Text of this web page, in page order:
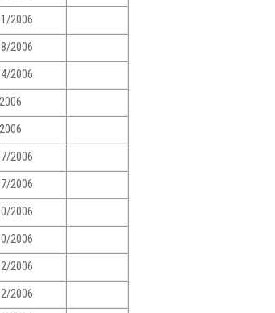
2006
2006
2006
2006
2006
2006
2006
2006
2006